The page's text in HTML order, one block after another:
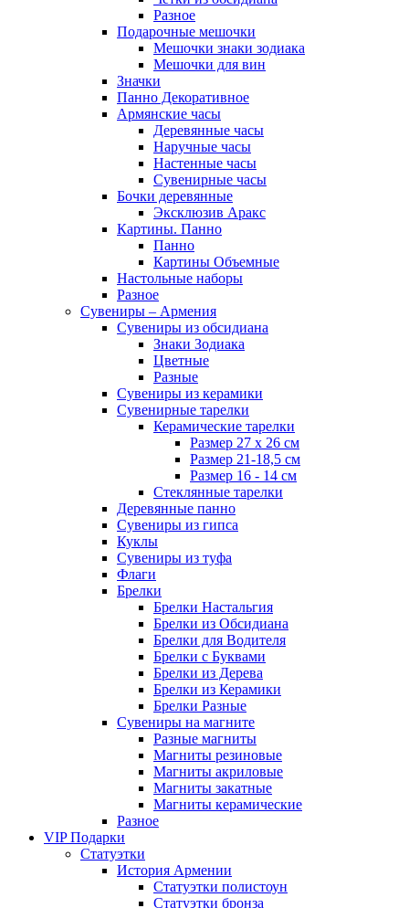
Разное
Подарочные мешочки
Мешочки знаки зодиака
Мешочки для вин
Значки
Панно Декоративное
Армянские часы
Деревянные часы
Наручные часы
Настенные часы
Сувенирные часы
Бочки деревянные
Эксклюзив Аракс
Картины. Панно
Панно
Картины Объемные
Настольные наборы
Разное
Сувениры – Армения
Сувениры из обсидиана
Знаки Зодиака
Цветные
Разные
Сувениры из керамики
Сувенирные тарелки
Керамические тарелки
Размер 27 х 26 см
Размер 21-18,5 см
Размер 16 - 14 см
Стеклянные тарелки
Деревянные панно
Сувениры из гипса
Куклы
Сувениры из туфа
Флаги
Брелки
Брелки Настальгия
Брелки из Обсидиана
Брелки для Водителя
Брелки с Буквами
Брелки из Дерева
Брелки из Керамики
Брелки Разные
Сувениры на магните
Разные магниты
Магниты резиновые
Магниты акриловые
Магниты закатные
Магниты керамические
Разное
VIP Подарки
Статуэтки
История Армении
Статуэтки полистоун
Статуэтки бронза